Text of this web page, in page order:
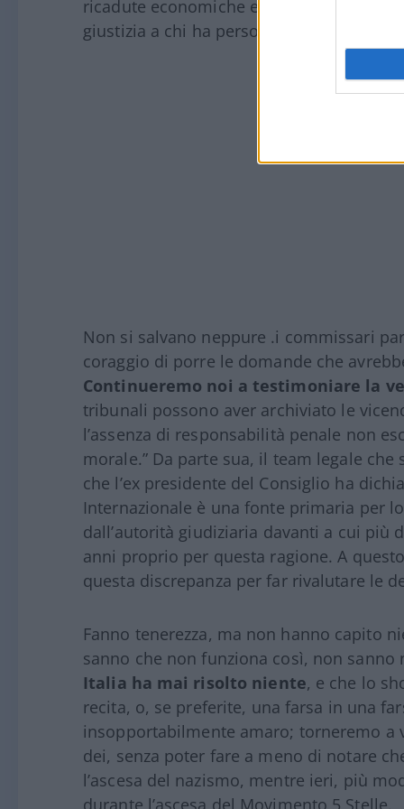
ricadute economiche e i vaccini,
giustizia a chi ha perso la vita”.
Non si salvano neppure .i commissari
coraggio di porre le domande che
Continueremo noi a testimoniare la
tribunali possono aver archiviato le
l’assenza di responsabilità penale non
morale.” Da parte sua, il team legale
che l’ex presidente del Consiglio ha
Internazionale è una fonte primaria per
dall’autorità giudiziaria davanti a cui più
anni proprio per questa ragione. A
questa discrepanza per far rivalutare le
Fanno tenerezza, ma non hanno capito
sanno che non funziona così, non sanno
Italia ha mai risolto niente, e che lo
recita, o, se preferite, una farsa in una
insopportabilmente amaro; torneremo a
dei, senza poter fare a meno di notare
l’ascesa del nazismo, mentre ieri, più
durante l’ascesa del Movimento 5 Stelle.